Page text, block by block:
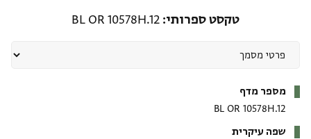
טקסט ספרותי BL OR 10578H.12
מספר מדף
BL OR 10578H.12
שפה עיקרית